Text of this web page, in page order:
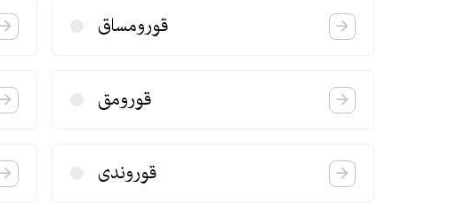
قورومساق
قورومق
قوروندی